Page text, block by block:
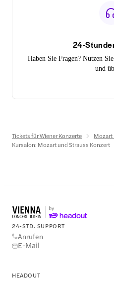
24-
Haben Sie Fragen? Nutzen
und
Tickets für Wiener Konzerte
Mozart
Kursalon: Mozart und Strauss Konzert
24-STD. SUPPORT
Anrufen
E-Mail
HEADOUT